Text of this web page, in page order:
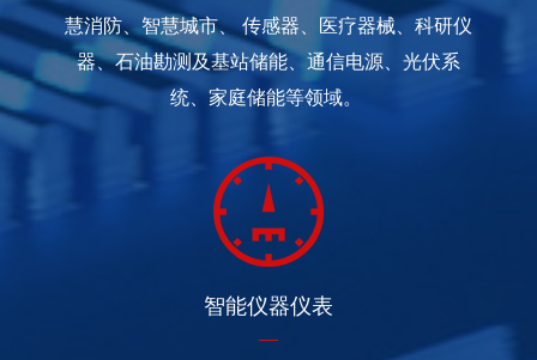
查看详情 →
应用领域
— MARKET SEGMENTATION —
产品广泛应用于各种智能仪器仪表（水表、电
表、热量表、天燃气表），ETC、智能停车、智